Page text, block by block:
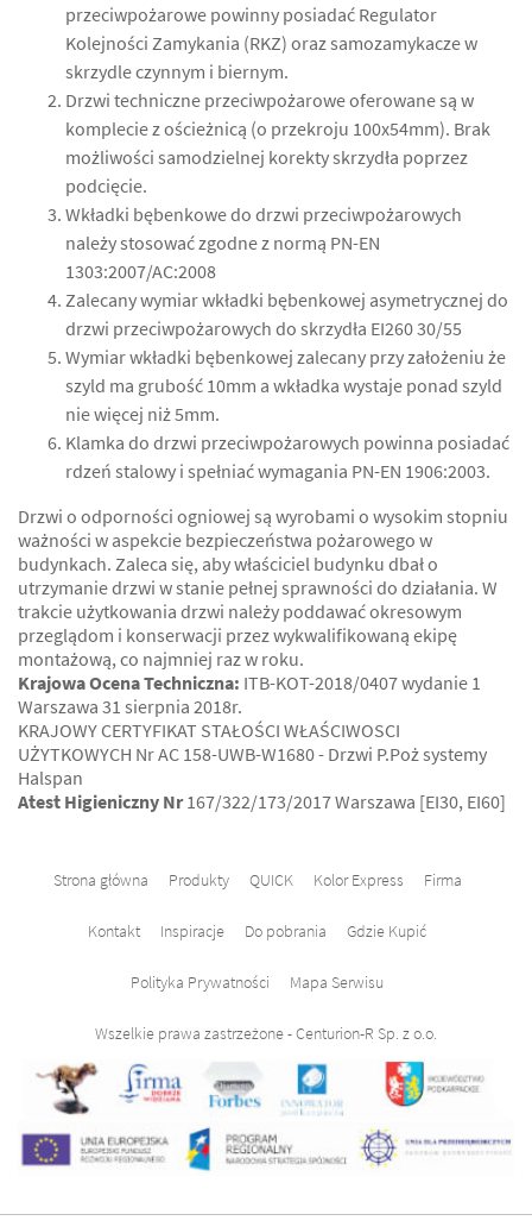
przeciwpożarowe powinny posiadać Regulator
Kolejności Zamykania (RKZ) oraz samozamykacze w
skrzydle czynnym i biernym.
Drzwi techniczne przeciwpożarowe oferowane są w
komplecie z ościeżnicą (o przekroju 100x54mm). Brak
możliwości samodzielnej korekty skrzydła poprzez
podcięcie.
Wkładki bębenkowe do drzwi przeciwpożarowych
należy stosować zgodne z normą PN-EN
1303:2007/AC:2008
Zalecany wymiar wkładki bębenkowej asymetrycznej do
drzwi przeciwpożarowych do skrzydła EI260 30/55
Wymiar wkładki bębenkowej zalecany przy założeniu że
szyld ma grubość 10mm a wkładka wystaje ponad szyld
nie więcej niż 5mm.
Klamka do drzwi przeciwpożarowych powinna posiadać
rdzeń stalowy i spełniać wymagania PN-EN 1906:2003.
Drzwi o odporności ogniowej są wyrobami o wysokim stopniu
ważności w aspekcie bezpieczeństwa pożarowego w
budynkach. Zaleca się, aby właściciel budynku dbał o
utrzymanie drzwi w stanie pełnej sprawności do działania. W
trakcie użytkowania drzwi należy poddawać okresowym
przeglądom i konserwacji przez wykwalifikowaną ekipę
montażową, co najmniej raz w roku.
Krajowa Ocena Techniczna: ITB-KOT-2018/0407 wydanie 1
Warszawa 31 sierpnia 2018r.
KRAJOWY CERTYFIKAT STAŁOŚCI WŁAŚCIWOSCI
UŻYTKOWYCH Nr AC 158-UWB-W1680 - Drzwi P.Poż systemy
Halspan
Atest Higieniczny Nr167/322/173/2017 Warszawa [EI30, EI60]
Strona główna Produkty QUICK Kolor Express Firma
Kontakt Inspiracje Do pobrania Gdzie Kupić
Polityka Prywatności Mapa Serwisu
Wszelkie prawa zastrzeżone - Centurion-R Sp. z o.o.